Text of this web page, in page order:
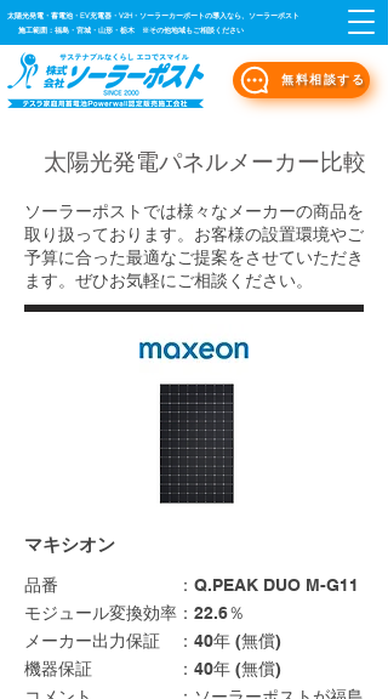
無料相談する
太陽光発電・蓄電池・EV充電器・V2H・ソーラーカーポートの導入なら、ソーラーポスト
施工範囲：福島・宮城・山形・栃木 ※その他地域もご相談ください
太陽光発電パネルメーカー比較
​​ソーラーポストでは様々なメーカーの商品を
取り扱っております。お客様の設置環境やご
予算に合った最適なご提案をさせていただき
ます。ぜひお気軽にご相談ください。
​マキシオン
品番 ：Q.PEAK DUO M-G11
モジュール変換効率：22.6％
メーカー出力保証 ：40年 (無償)
機器保証 ：40年 (無償)